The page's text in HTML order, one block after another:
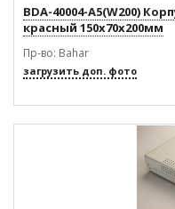
BDA-40004-A5(W200)
красный 150x70x200мм
Пр-во: Bahar
загрузить доп. фото